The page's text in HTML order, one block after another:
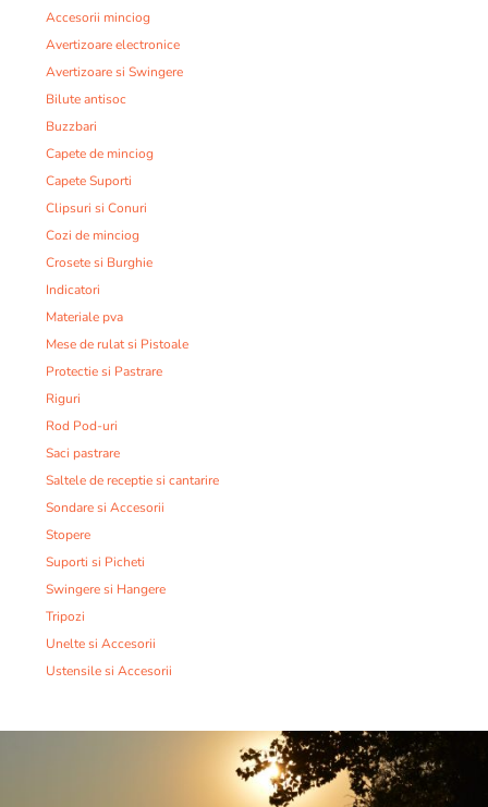
Accesorii minciog
Avertizoare electronice
Avertizoare si Swingere
Bilute antisoc
Buzzbari
Capete de minciog
Capete Suporti
Clipsuri si Conuri
Cozi de minciog
Crosete si Burghie
Indicatori
Materiale pva
Mese de rulat si Pistoale
Protectie si Pastrare
Riguri
Rod Pod-uri
Saci pastrare
Saltele de receptie si cantarire
Sondare si Accesorii
Stopere
Suporti si Picheti
Swingere si Hangere
Tripozi
Unelte si Accesorii
Ustensile si Accesorii